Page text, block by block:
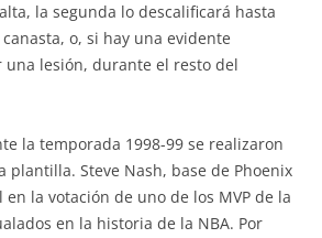
la segunda lo descalificará hasta
o, si hay una evidente
una lesión, durante el resto del
la temporada 1998-99 se realizaron
plantilla. Steve Nash, base de Phoenix
en la votación de uno de los MVP de la
en la historia de la NBA. Por